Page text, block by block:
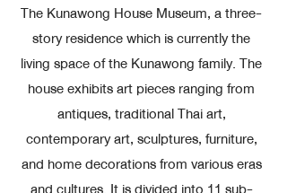
The Kunawong House Museum, a three-
story residence which is currently the
living space of the Kunawong family. The
house exhibits art pieces ranging from
antiques, traditional Thai art,
contemporary art, sculptures, furniture,
and home decorations from various eras